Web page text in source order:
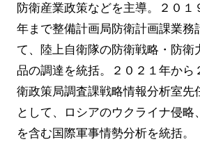
防衛産業政策などを主導。２０１
年まで整備計画局防衛計画課業務
て、陸上自衛隊の防衛戦略・防衛
品の調達を統括。２０２１年から
衛政策局調査課戦略情報分析室先
として、ロシアのウクライナ侵略
を含む国際軍事情勢分析を統括。